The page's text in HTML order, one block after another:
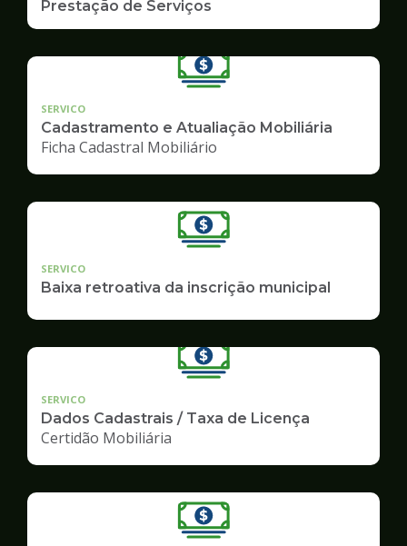
Prestação de Serviços
SERVICO
Cadastramento e Atualiação Mobiliária
Ficha Cadastral Mobiliário
SERVICO
Baixa retroativa da inscrição municipal
SERVICO
Dados Cadastrais / Taxa de Licença
Certidão Mobiliária